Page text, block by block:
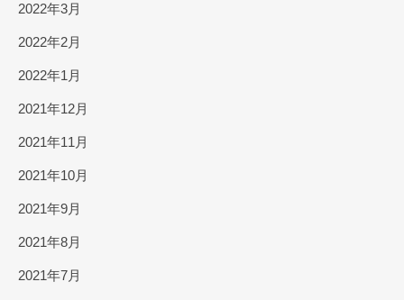
2022年3月
2022年2月
2022年1月
2021年12月
2021年11月
2021年10月
2021年9月
2021年8月
2021年7月